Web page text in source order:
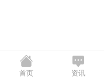
首页 资讯